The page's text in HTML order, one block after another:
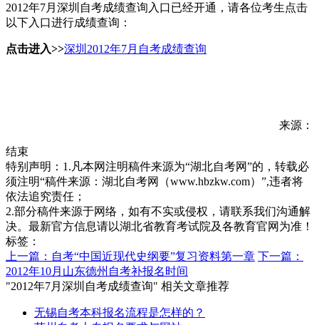
2012年7月深圳自考成绩查询入口已经开通，请各位考生点击
以下入口进行成绩查询：
点击进入>>深圳2012年7月自考成绩查询
来源：
结束
特别声明：1.凡本网注明稿件来源为“湖北自考网”的，转载必
须注明“稿件来源：湖北自考网（www.hbzkw.com）”,违者将
依法追究责任；
2.部分稿件来源于网络，如有不实或侵权，请联系我们沟通解
决。最新官方信息请以湖北省教育考试院及各教育官网为准！
标签：
上一篇：自考“中国近现代史纲要”复习资料第一章 下一篇：
2012年10月山东德州自考补报名时间
"2012年7月深圳自考成绩查询" 相关文章推荐
无锡自考本科报名流程是怎样的？